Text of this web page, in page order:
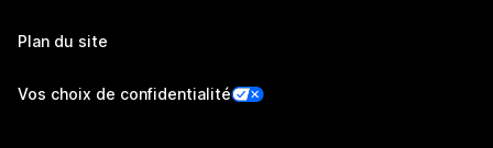
Plan du site
Vos choix de confidentialité